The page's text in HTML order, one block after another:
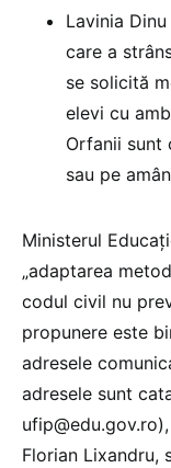
Lavinia
care a
se solicită
elevi cu
Orfanii sunt
sau pe
Ministerul
„adaptarea
codul civil nu
propunere este
adresele
adresele sunt
ufip@edu.gov.ro
Florian Lixandru,